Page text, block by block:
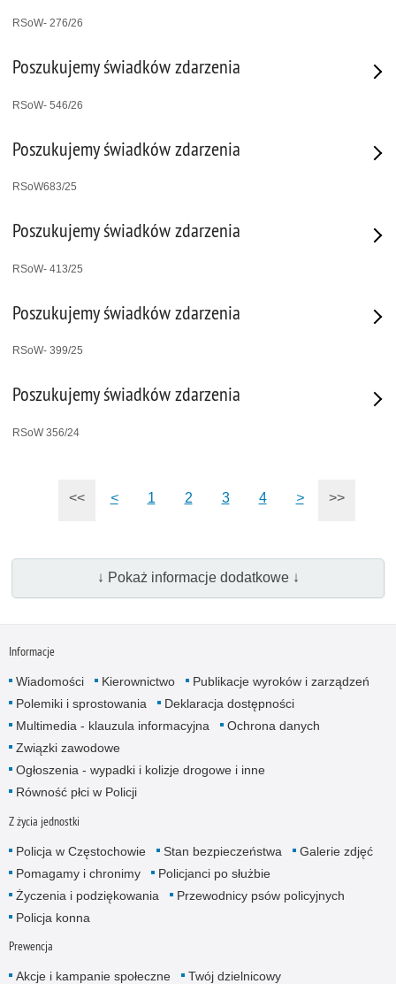
RSoW- 276/26
Poszukujemy świadków zdarzenia
RSoW- 546/26
Poszukujemy świadków zdarzenia
RSoW683/25
Poszukujemy świadków zdarzenia
RSoW- 413/25
Poszukujemy świadków zdarzenia
RSoW- 399/25
Poszukujemy świadków zdarzenia
RSoW 356/24
<< < 1 2 3 4 > >>
↓ Pokaż informacje dodatkowe ↓
Informacje
Wiadomości Kierownictwo
Publikacje wyroków i zarządzeń
Polemiki i sprostowania
Deklaracja dostępności
Multimedia - klauzula informacyjna
Ochrona danych
Związki zawodowe
Ogłoszenia - wypadki i kolizje drogowe i inne
Równość płci w Policji
Z życia jednostki
Policja w Częstochowie Stan bezpieczeństwa
Galerie zdjęć
Pomagamy i chronimy
Policjanci po służbie
Życzenia i podziękowania
Przewodnicy psów policyjnych
Policja konna
Prewencja
Akcje i kampanie społeczne
Twój dzielnicowy